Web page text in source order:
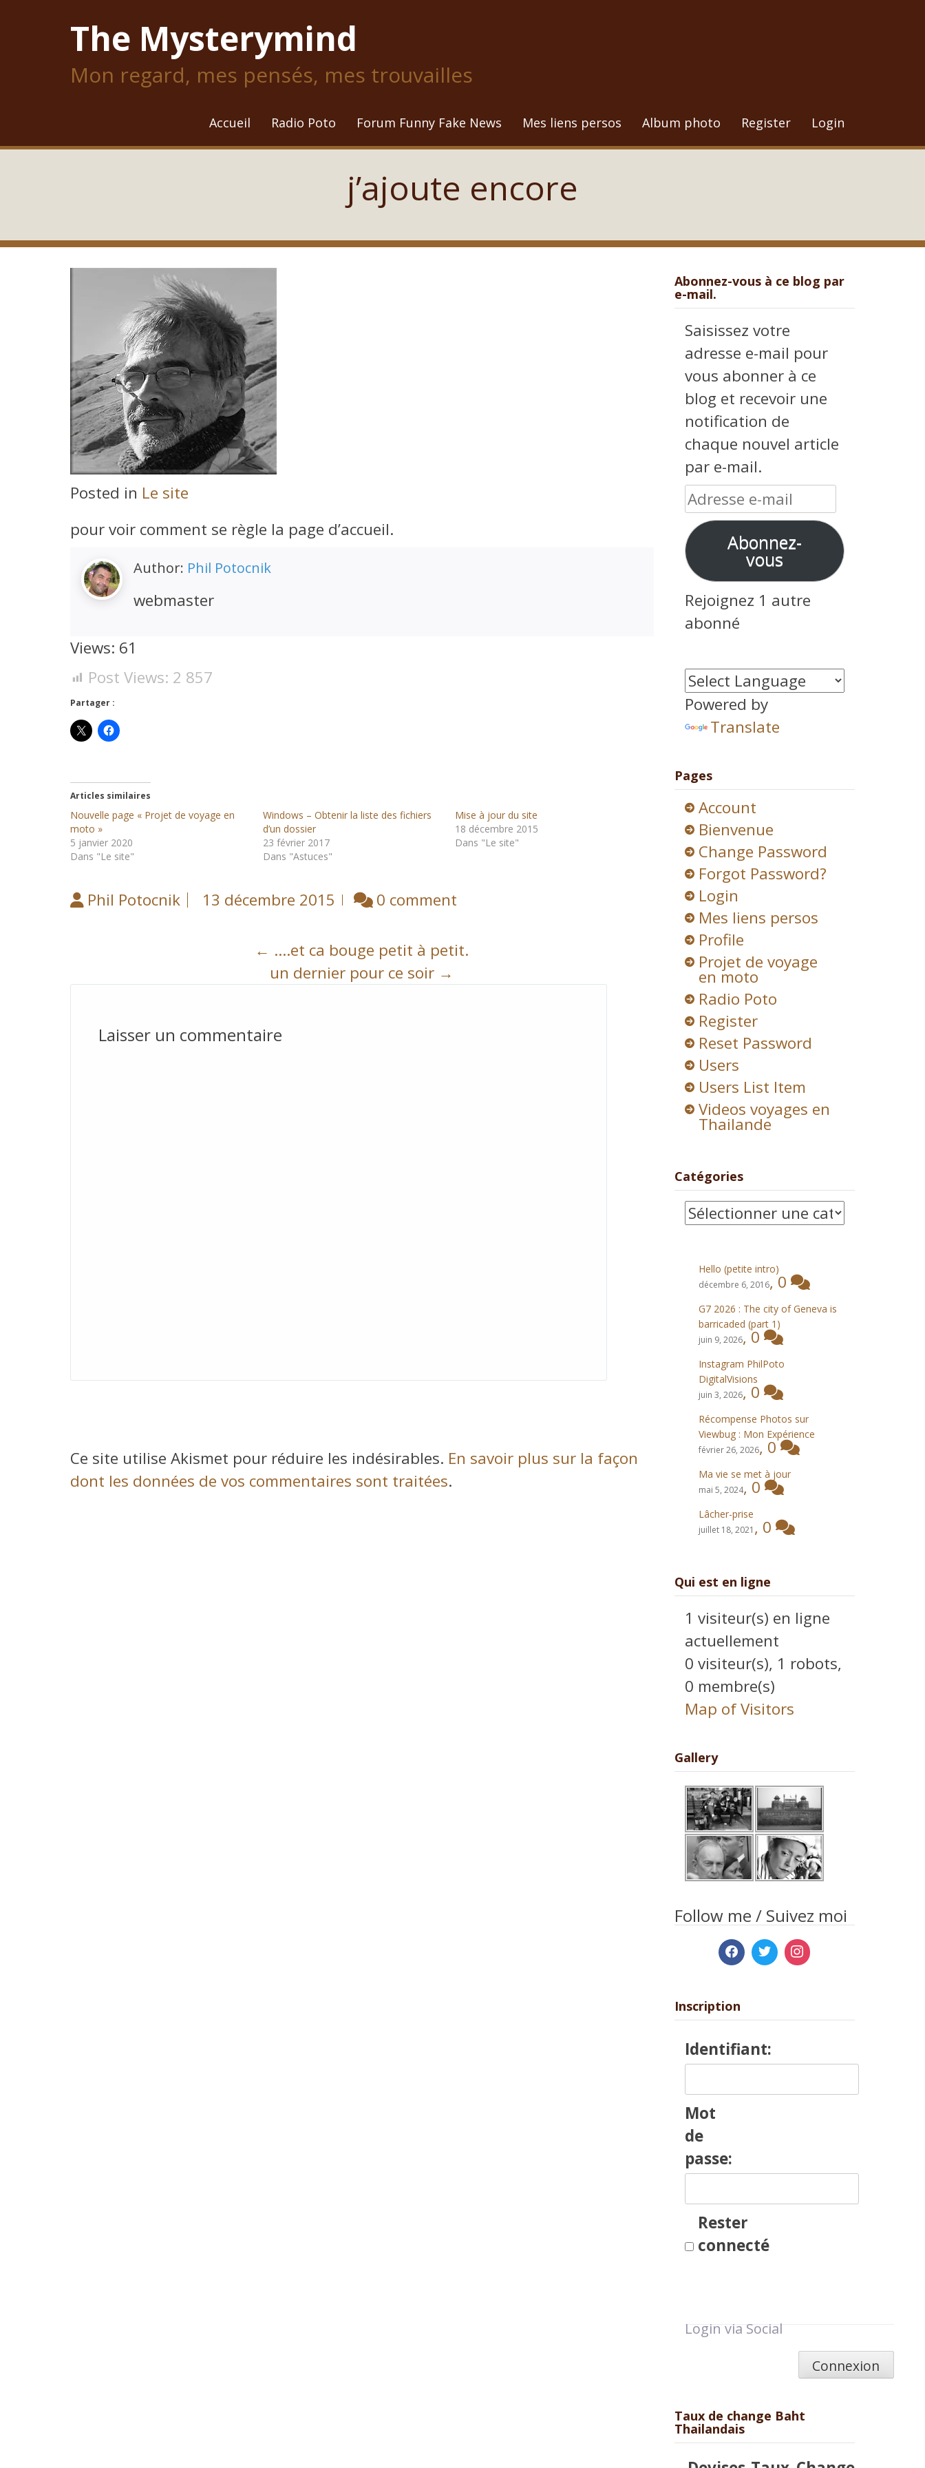
The Mysterymind
Mon regard, mes pensés, mes trouvailles
Accueil Radio Poto Forum Funny Fake News Mes liens persos Album photo Register Login
j’ajoute encore
Posted in Le site
pour voir comment se règle la page d’accueil.
Author: Phil Potocnik
webmaster
Views: 61
Post Views: 2 857
Partager :
Articles similaires
Nouvelle page « Projet de voyage en
moto »
5 janvier 2020
Dans "Le site"
Windows – Obtenir la liste des fichiers
d’un dossier
23 février 2017
Dans "Astuces"
Mise à jour du site
18 décembre 2015
Dans "Le site"
Phil Potocnik 13 décembre 2015 0 comment
navigation
← ….et ca bouge petit à petit.
un dernier pour ce soir →
Laisser un commentaire
Ce site utilise Akismet pour réduire les indésirables. En savoir plus sur la façon
dont les données de vos commentaires sont traitées.
Abonnez-vous à ce blog par
e-mail.
Saisissez votre
adresse e-mail pour
vous abonner à ce
blog et recevoir une
notification de
chaque nouvel article
par e-mail.
Adresse
e-
mail
Abonnez-
vous
Rejoignez 1 autre
abonné
Powered by
Translate
Pages
Account
Bienvenue
Change Password
Forgot Password?
Login
Mes liens persos
Profile
Projet de voyage
en moto
Radio Poto
Register
Reset Password
Users
Users List Item
Videos voyages en
Thailande
Catégories
Catégories
Hello (petite intro)
décembre 6, 2016,0
G7 2026 : The city of Geneva is
barricaded (part 1)
juin 9, 2026,0
Instagram PhilPoto
DigitalVisions
juin 3, 2026, 0
Récompense Photos sur
Viewbug : Mon Expérience
février 26, 2026, 0
Ma vie se met à jour
mai 5, 2024, 0
Lâcher-prise
juillet 18, 2021 , 0
Qui est en ligne
1 visiteur(s) en ligne
actuellement
0 visiteur(s), 1 robots,
0 membre(s)
Map of Visitors
Gallery
Follow me / Suivez moi
Inscription
Identifiant:
Mot
de
passe:
Rester
connecté
Login via Social
Connexion
Taux de change Baht
Thailandais